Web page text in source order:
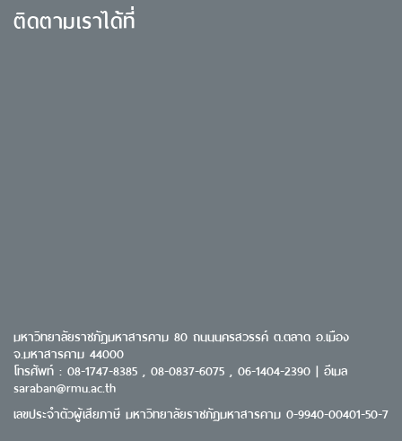
ติดตามเราได้ที่
มหาวิทยาลัยราชภัฏมหาสารคาม 80 ถนนนครสวรรค์ ต.ตลาด อ.เมือง
จ.มหาสารคาม 44000
โทรศัพท์ : 08-1747-8385 , 08-0837-6075 , 06-1404-2390 | อีเมล
saraban@rmu.ac.th
เลขประจำตัวผู้เสียภาษี มหาวิทยาลัยราชภัฏมหาสารคาม 0-9940-00401-50-7